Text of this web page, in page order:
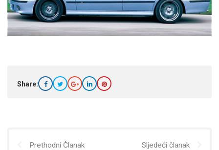
Share:
Prethodni Članak Sljedeći članak